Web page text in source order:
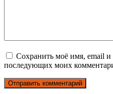
Сохранить моё имя, email и
последующих моих